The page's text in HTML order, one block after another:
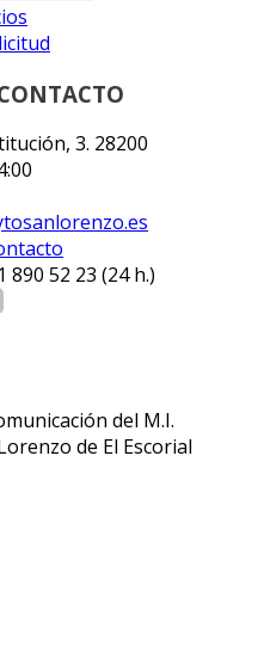
3. 28200
890 52 23 (24 h.)
del M.I.
de El Escorial